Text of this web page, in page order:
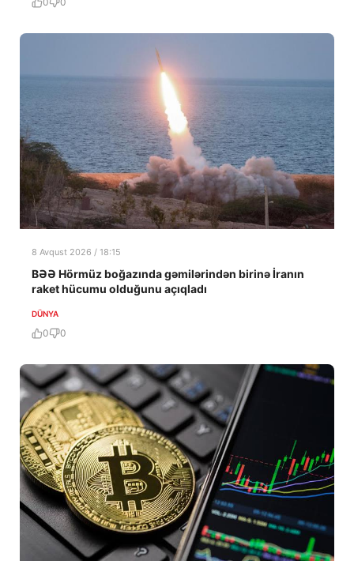
8 Avqust 2026 / 18:15
BƏƏ Hörmüz boğazında gəmilərindən birinə İranın
raket hücumu olduğunu açıqladı
DÜNYA
0 0